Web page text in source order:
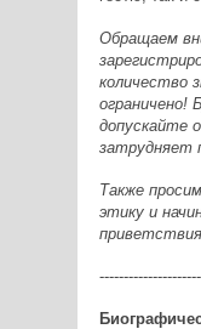
Обращаем
количество
ограничено!
допускайте
затрудняет
Также
этику и
приветствия.